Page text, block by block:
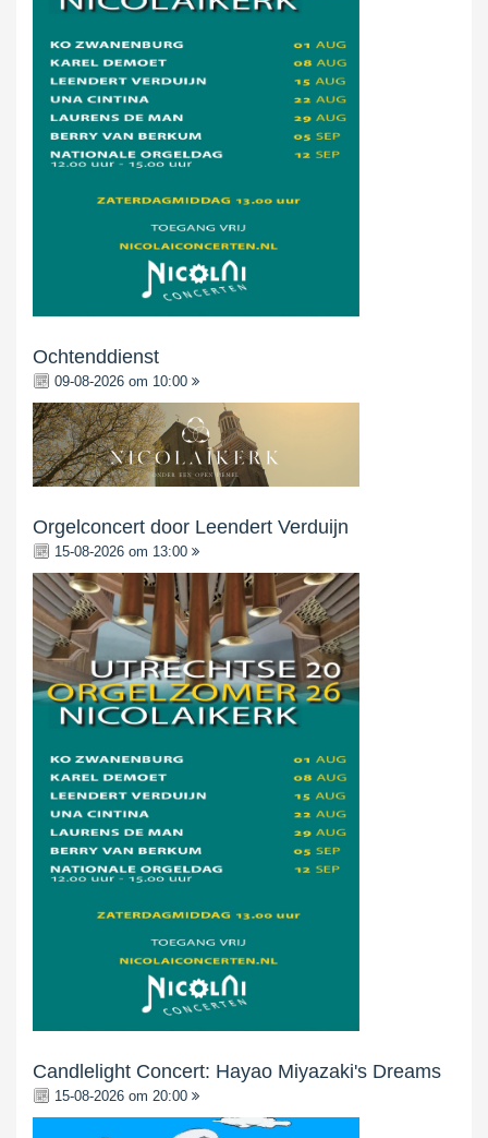
Ochtenddienst
09-08-2026 om 10:00
Orgelconcert door Leendert Verduijn
15-08-2026 om 13:00
Candlelight Concert: Hayao Miyazaki's Dreams
15-08-2026 om 20:00